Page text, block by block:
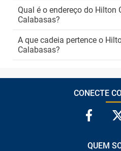
Qual é o endereço do Hilton
Calabasas?
A que cadeia pertence o
Calabasas?
CONECTE
QUEM